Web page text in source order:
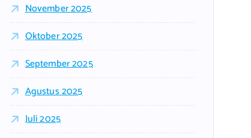
November 2025
Oktober 2025
September 2025
Agustus 2025
Juli 2025